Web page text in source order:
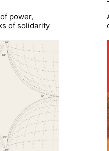
power,
of solidarity